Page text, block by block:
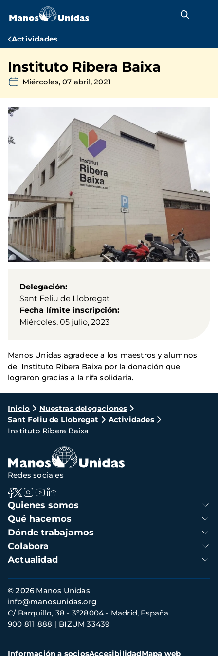
contenido
Ruta
navegación
Actividades
Instituto Ribera Baixa
Miércoles, 07 abril, 2021
Delegación
Sant Feliu de Llobregat
Fecha límite inscripción
Miércoles, 05 julio, 2023
Manos Unidas agradece a los maestros y alumnos
del Instituto Ribera Baixa por la donación que
lograron gracias a la rifa solidaria.
Ruta
de
navegación
Inicio
Nuestras delegaciones
Sant Feliu de Llobregat
Actividades
Instituto Ribera Baixa
Navegación
principal
Quienes somos
Qué hacemos
Dónde trabajamos
Colabora
Actualidad
Redes sociales
Información
de
contacto
© 2026 Manos Unidas
C/ Barquillo, 38 - 3º28004 - Madrid, España
900 811 888
BIZUM 33439
info@manosunidas.org
Menú
Información a sociosAccesibilidadMapa web